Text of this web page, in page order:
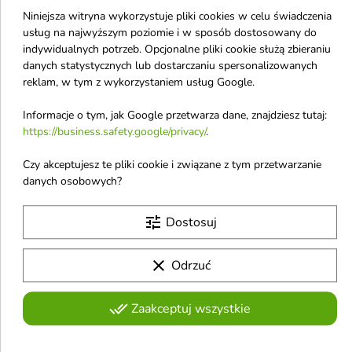
im zdrowy wygląd, sprężystość i
świetlisty blask już po
pierwszym użyciu
Pasta do włosów
utrwalająca,
elastyczna, do
naturalnych fryzur 75 g
Pasta zapewnia elastyczne
Idealna do codziennych,
naturalnych stylizacji – bez
obciążania i sklejania włosów

Odżywka do włosów
ml
Wegańska odżywka wygładza i
dodaje objętości włosom
cienkim i zniszczonym
12,70 €
Niniejsza witryna wykorzystuje pliki cookies w celu świadczenia
usług na najwyższym poziomie i w sposób dostosowany do
indywidualnych potrzeb. Opcjonalne pliki cookie służą zbieraniu
danych statystycznych lub dostarczaniu spersonalizowanych
reklam, w tym z wykorzystaniem usług Google.
Informacje o tym, jak Google przetwarza dane, znajdziesz tutaj:
https://business.safety.google/privacy/.
Czy akceptujesz te pliki cookie i związane z tym przetwarzanie
danych osobowych?
tune Dostosuj
clear Odrzuć
done_allZaakceptuj wszystkie